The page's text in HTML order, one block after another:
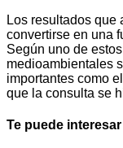
Los resultados que
convertirse en una
Según uno de
medioambientales
importantes como
que la consulta se
Te puede interesar